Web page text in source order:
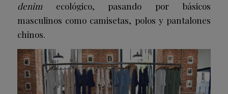
denimecológico, pasando por básicos
masculinos como camisetas, polos y pantalones
chinos.